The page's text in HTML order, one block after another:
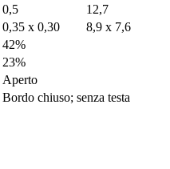
0,5
12,7
0,35 x 0,30
8,9 x 7,6
42%
23%
Aperto
Bordo chiuso; senza testa